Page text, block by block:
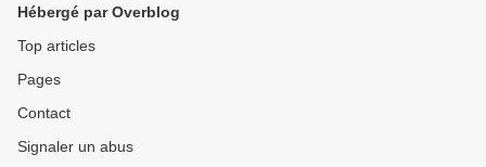
Hébergé par Overblog
Top articles
Pages
Contact
Signaler un abus